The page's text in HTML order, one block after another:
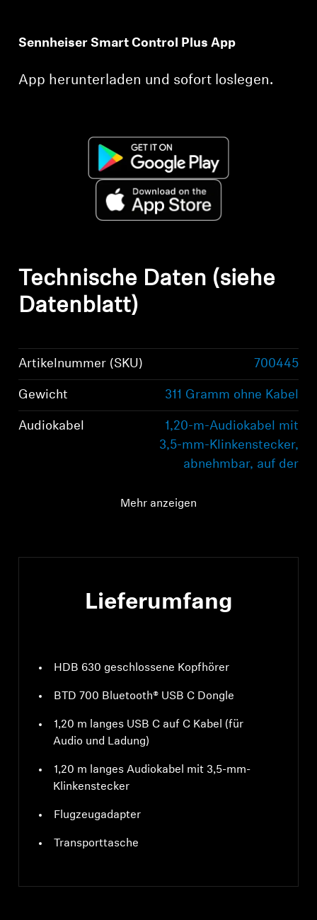
Sennheiser Smart Control Plus App
App herunterladen und sofort loslegen.
Technische Daten (siehe
Datenblatt)
Artikelnummer (SKU) 700445
Gewicht 311 Gramm ohne Kabel
Audiokabel
1,20-m-Audiokabel mit
3,5-mm-Klinkenstecker,
abnehmbar, auf der
Mehr anzeigen
Lieferumfang
HDB 630 geschlossene Kopfhörer
BTD 700 Bluetooth® USB C Dongle
1,20 m langes USB C auf C Kabel (für
Audio und Ladung)
1,20 m langes Audiokabel mit 3,5-mm-
Klinkenstecker
Flugzeugadapter
Transporttasche